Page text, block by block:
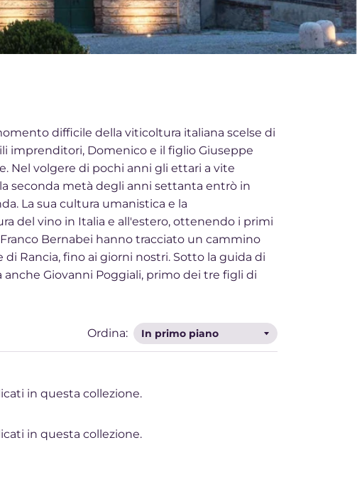
difficile della viticoltura italiana scelse di
imprenditori, Domenico e il figlio Giuseppe
Nel volgere di pochi anni gli ettari a vite
seconda metà degli anni settanta entrò in
La sua cultura umanistica e la
del vino in Italia e all'estero, ottenendo i primi
Bernabei hanno tracciato un cammino
Rancia, fino ai giorni nostri. Sotto la guida di
Giovanni Poggiali, primo dei tre figli di
Ordina:
in questa collezione.
in questa collezione.